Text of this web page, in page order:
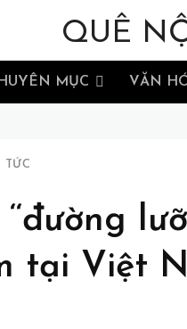
QUÊ
MỤC VĂN
TỨC
tại Việt